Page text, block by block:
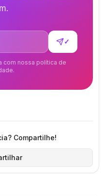
✓
com nossa política de
Compartilhe!